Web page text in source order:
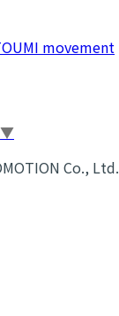
movement
▼
Co., Ltd.